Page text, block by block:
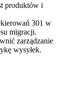
produktów i
301 w
migracji.
zarządzanie
wysyłek.